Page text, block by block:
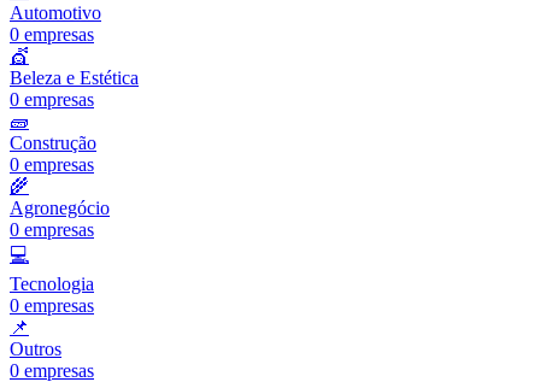
Automotivo
0 empresas
💇
Beleza e Estética
0 empresas
🧱
Construção
0 empresas
🌾
Agronegócio
0 empresas
💻
Tecnologia
0 empresas
📌
Outros
0 empresas